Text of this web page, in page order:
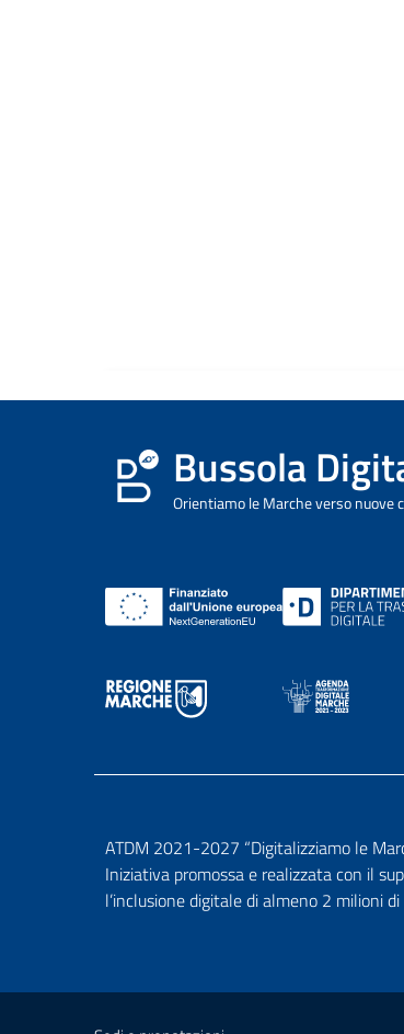
Bussola
Orientiamo le Marche verso nuove
ATDM 2021-2027 “Digitalizziamo le
Iniziativa promossa e realizzata con il
l’inclusione digitale di almeno 2 milioni